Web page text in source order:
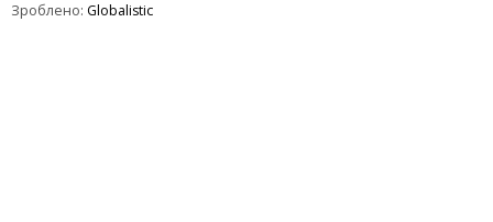
Зроблено: Globalistic